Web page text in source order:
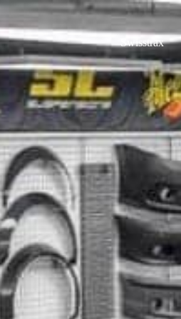
Swisstrax